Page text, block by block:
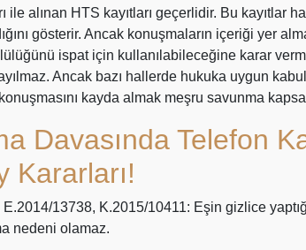
ile alınan HTS kayıtları geçerlidir. Bu kayıtlar
gösterir. Ancak konuşmaların içeriği yer
ispat için kullanılabileceğine karar
Ancak bazı hallerde hukuka uygun
kayda almak meşru savunma
Davasında Telefon
Kararları!
E.2014/13738, K.2015/10411: Eşin gizlice
nedeni olamaz.